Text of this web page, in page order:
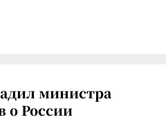
министра
о России